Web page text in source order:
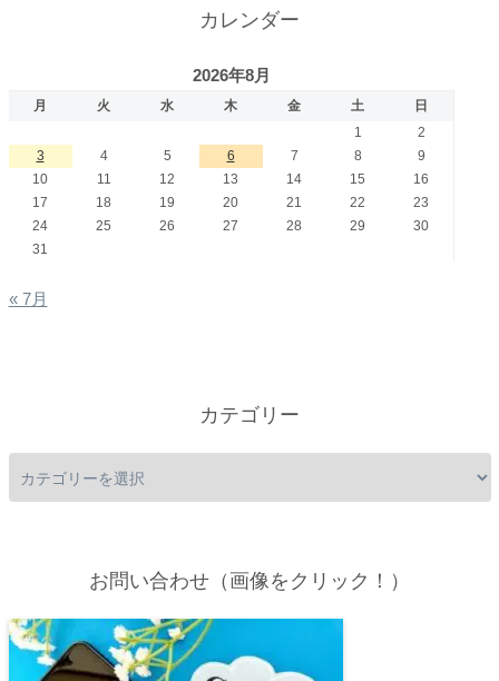
カレンダー
2026年8月
月 火 水 木 金 土
日
1
2
3
4 5 6 7 8
9
10
11 12 13 14 15
16
17
18 19 20 21 22
23
24
25 26 27 28 29
30
31
« 7月
カテゴリー
お問い合わせ（画像をクリック！）